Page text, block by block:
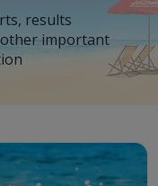
results
important